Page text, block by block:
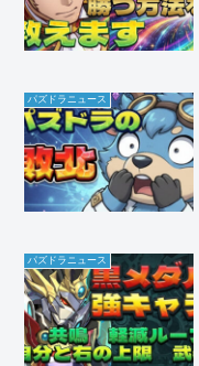
パズドラニュース
パズドラニュース